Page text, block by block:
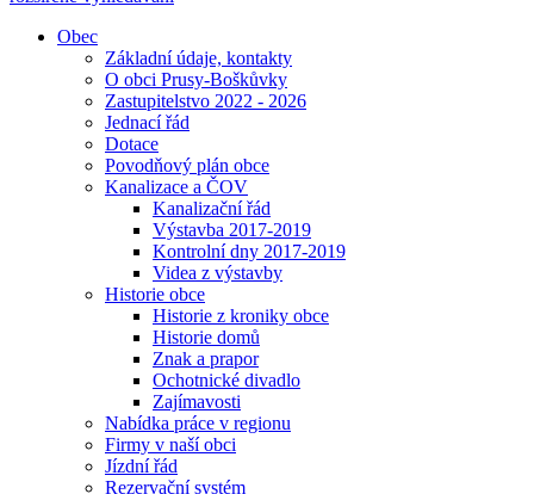
Obec
Základní údaje, kontakty
O obci Prusy-Boškůvky
Zastupitelstvo 2022 - 2026
Jednací řád
Dotace
Povodňový plán obce
Kanalizace a ČOV
Kanalizační řád
Výstavba 2017-2019
Kontrolní dny 2017-2019
Videa z výstavby
Historie obce
Historie z kroniky obce
Historie domů
Znak a prapor
Ochotnické divadlo
Zajímavosti
Nabídka práce v regionu
Firmy v naší obci
Jízdní řád
Rezervační systém